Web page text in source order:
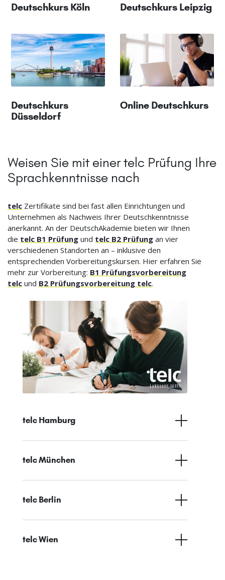
Deutschkurs Köln Deutschkurs Leipzig
Deutschkurs
Düsseldorf
Online Deutschkurs
Weisen Sie mit einer telc Prüfung Ihre
Sprachkenntnisse nach
telc Zertifikate sind bei fast allen Einrichtungen und
Unternehmen als Nachweis Ihrer Deutschkenntnisse
anerkannt. An der DeutschAkademie bieten wir Ihnen
die telc B1 Prüfung und telc B2 Prüfung an vier
verschiedenen Standorten an – inklusive den
entsprechenden Vorbereitungskursen. Hier erfahren Sie
mehr zur Vorbereitung: B1 Prüfungsvorbereitung
telc und B2 Prüfungsvorbereitung telc.
telc Hamburg
telc München
telc Berlin
telc Wien